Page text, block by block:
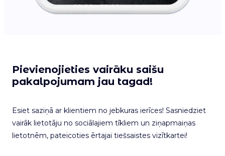
Pievienojieties vairāku saišu
pakalpojumam jau tagad!
Esiet saziņā ar klientiem no jebkuras ierīces! Sasniedziet
vairāk lietotāju no sociālajiem tīkliem un ziņapmaiņas
lietotnēm, pateicoties ērtajai tiešsaistes vizītkartei!